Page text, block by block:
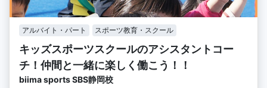
アルバイト・パート スポーツ教育・スクール
キッズスポーツスクールのアシスタントコー
チ！仲間と一緒に楽しく働こう！！
biima sports SBS静岡校